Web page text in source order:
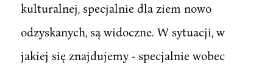
kulturalnej, specjalnie dla ziem nowo
odzyskanych, są widoczne. W sytuacji, w
jakiej się znajdujemy - specjalnie wobec